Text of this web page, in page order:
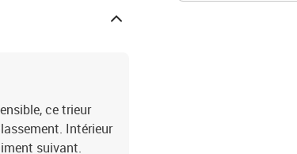
ce trieur
Intérieur
suivant.